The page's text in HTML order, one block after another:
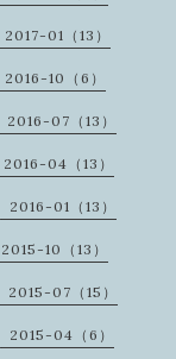
2017-01（13）
2016-10（6）
2016-07（13）
2016-04（13）
2016-01（13）
2015-10（13）
2015-07（15）
2015-04（6）